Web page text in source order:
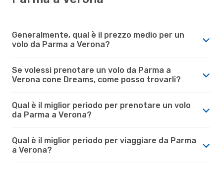
Generalmente, qual è il prezzo medio per un
volo da Parma a Verona?
Se volessi prenotare un volo da Parma a
Verona cone Dreams, come posso trovarli?
Qual è il miglior periodo per prenotare un volo
da Parma a Verona?
Qual è il miglior periodo per viaggiare da Parma
a Verona?